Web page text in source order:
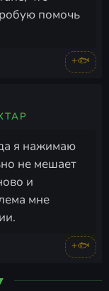
помочь
+🐟
я нажимаю
не мешает
и
мне
+🐟